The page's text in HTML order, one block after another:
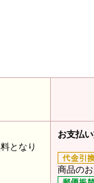
となり
お支払
商品の